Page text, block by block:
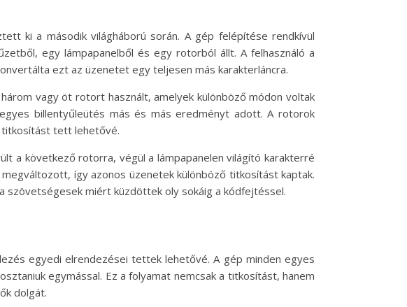
ki a második világháború során. A gép felépítése rendkívül
egy lámpapanelből és egy rotorból állt. A felhasználó a
ezt az üzenetet egy teljesen más karakterláncra.
vagy öt rotort használt, amelyek különböző módon voltak
billentyűleütés más és más eredményt adott. A rotorok
titkosítást tett lehetővé.
a következő rotorra, végül a lámpapanelen világító karakterré
így azonos üzenetek különböző titkosítást kaptak.
szövetségesek miért küzdöttek oly sokáig a kódfejtéssel.
egyedi elrendezései tettek lehetővé. A gép minden egyes
egymással. Ez a folyamat nemcsak a titkosítást, hanem
dolgát.